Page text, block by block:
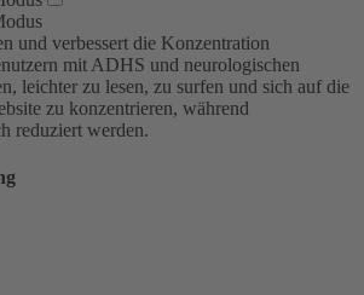
und verbessert die Konzentration
mit ADHS und neurologischen
leichter zu lesen, zu surfen und sich auf die
zu konzentrieren, während
reduziert werden.